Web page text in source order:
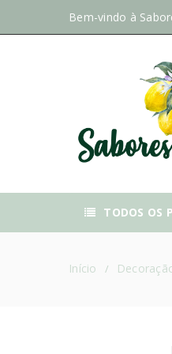
Bem-vindo à
TODOS OS
Início /